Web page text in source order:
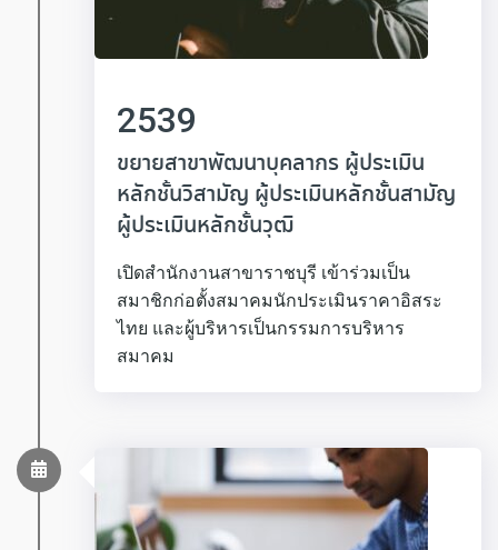
2539
ขยายสาขาพัฒนาบุคลากร ผู้ประเมิน
หลักชั้นวิสามัญ ผู้ประเมินหลักชั้นสามัญ
ผู้ประเมินหลักชั้นวุฒิ
เปิดสำนักงานสาขาราชบุรี เข้าร่วมเป็น
สมาชิกก่อตั้งสมาคมนักประเมินราคาอิสระ
ไทย และผู้บริหารเป็นกรรมการบริหาร
สมาคม